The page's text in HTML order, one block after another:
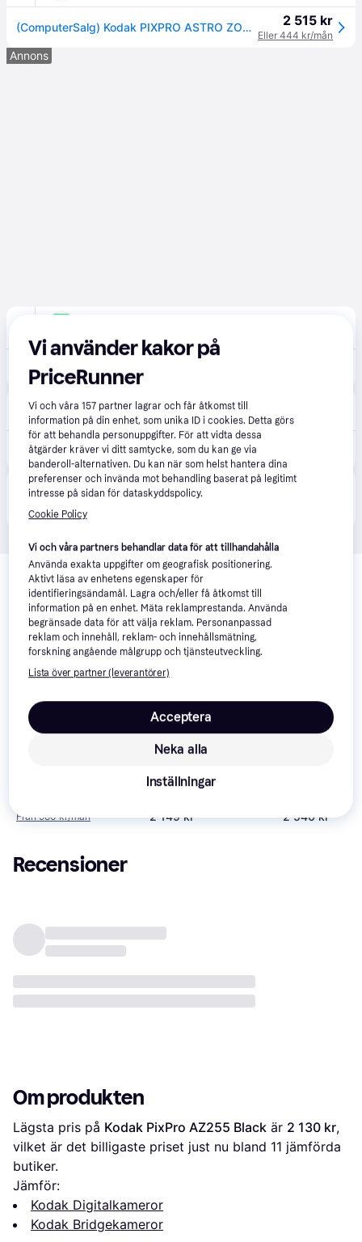
(ComputerSalg) Kodak PIXPRO ASTRO ZOOM, 16,35 MP, 1/2.3, BSI CMOS, 25x, Full HD, Svart 2 515 kr
Eller 444 kr/mån
Annons
KODAK AZ255 Svart
Teknikproffset
69 kr frakt
Produkten finns även hos 1 butik som valt att inte
samarbeta med PriceRunner.
Relaterade produkter
Vi har plockat fram ett urval av produkter som kanske skulle
intressera dig. Visa alla
Trendande
Från 980 kr/mån
Trendande
Kodak PixPro
2 149 kr
2 540 kr
Recensioner
Om produkten
Lägsta pris på Kodak PixPro AZ255 Black är 2 130 kr,
vilket är det billigaste priset just nu bland 11 jämförda
butiker.
Jämför:
Kodak Digitalkameror
Kodak Bridgekameror
Vi använder kakor på
PriceRunner
Vi och våra157 partner lagrar och får åtkomst till
information på din enhet, som unika ID i cookies. Detta görs
för att behandla personuppgifter. För att vidta dessa
åtgärder kräver vi ditt samtycke, som du kan ge via
banderoll-alternativen. Du kan när som helst hantera dina
preferenser och invända mot behandling baserat på legitimt
intresse på sidan för dataskyddspolicy.
Cookie Policy
Vi och våra partners behandlar data för att tillhandahålla
Använda exakta uppgifter om geografisk positionering.
Aktivt läsa av enhetens egenskaper för
identifieringsändamål. Lagra och/eller få åtkomst till
information på en enhet. Mäta reklamprestanda. Använda
begränsade data för att välja reklam. Personanpassad
reklam och innehåll, reklam- och innehållsmätning,
forskning angående målgrupp och tjänsteutveckling.
Lista över partner (leverantörer)
Neka alla
Acceptera
Inställningar